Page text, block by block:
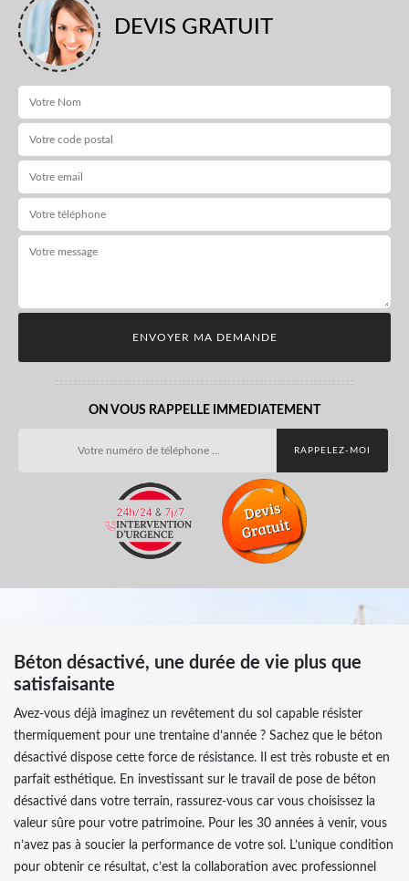
DEVIS GRATUIT
ON VOUS RAPPELLE IMMEDIATEMENT
Béton désactivé, une durée de vie plus que
satisfaisante
Avez-vous déjà imaginez un revêtement du sol capable résister
thermiquement pour une trentaine d’année ? Sachez que le béton
désactivé dispose cette force de résistance. Il est très robuste et en
parfait esthétique. En investissant sur le travail de pose de béton
désactivé dans votre terrain, rassurez-vous car vous choisissez la
valeur sûre pour votre patrimoine. Pour les 30 années à venir, vous
n’avez pas à soucier la performance de votre sol. L’unique condition
pour obtenir ce résultat, c’est la collaboration avec professionnel